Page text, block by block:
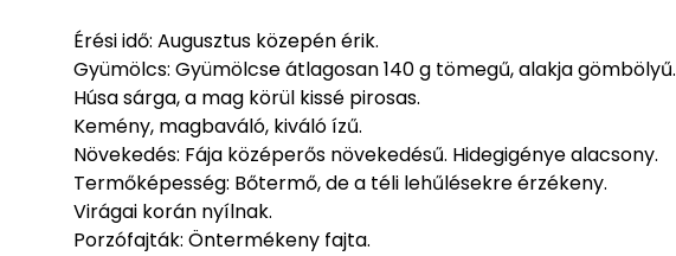
Érési idő: Augusztus közepén érik.
Gyümölcs: Gyümölcse átlagosan 140 g tömegű, alakja gömbölyű.
Húsa sárga, a mag körül kissé pirosas.
Kemény, magbaváló, kiváló ízű.
Növekedés: Fája középerős növekedésű. Hidegigénye alacsony.
Termőképesség: Bőtermő, de a téli lehűlésekre érzékeny.
Virágai korán nyílnak.
Porzófajták: Öntermékeny fajta.